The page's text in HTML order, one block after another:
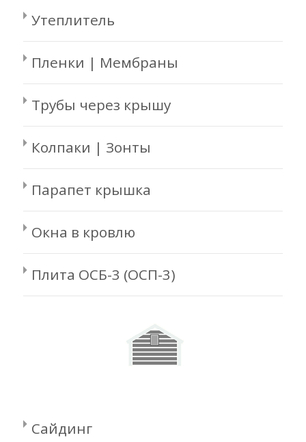
Утеплитель
Пленки | Мембраны
Трубы через крышу
Колпаки | Зонты
Парапет крышка
Окна в кровлю
Плита ОСБ-3 (ОСП-3)
Сайдинг